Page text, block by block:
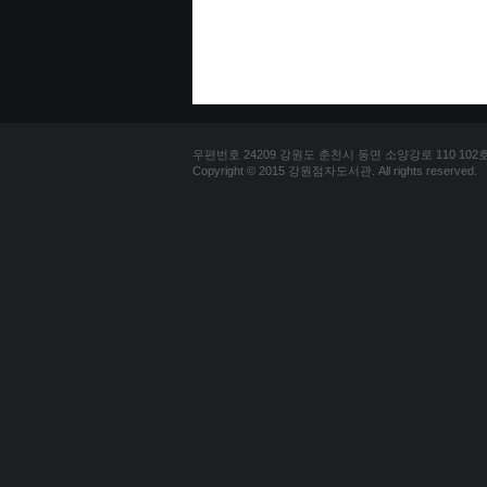
우편번호 24209 강원도 춘천시 동면 소양강로 110 102
Copyright © 2015 강원점자도서관. All rights reserved.